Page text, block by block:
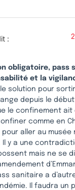
:
obligatoire, pass
et la
solution pour
depuis le
le confinement
comme en
aller au musée
y a une
mais ne se
sanitaire a
Il faudra un